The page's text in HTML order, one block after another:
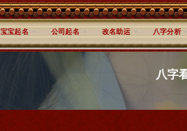
宝宝起名 公司起名 改名助运 八字分析
八字